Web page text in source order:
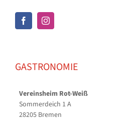
GASTRONOMIE
Vereinsheim Rot-Weiß
Sommerdeich 1 A
28205 Bremen